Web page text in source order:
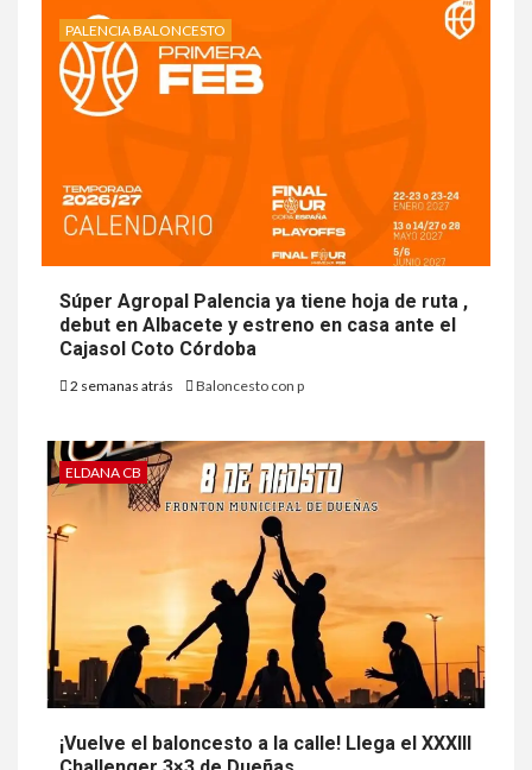
PALENCIA BALONCESTO
Súper Agropal Palencia ya tiene hoja de ruta ,
debut en Albacete y estreno en casa ante el
Cajasol Coto Córdoba
2 semanas atrás Baloncesto con p
ELDANA CB
¡Vuelve el baloncesto a la calle! Llega el XXXIII